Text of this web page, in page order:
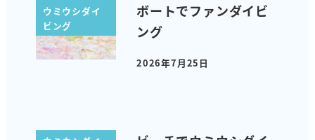
ウミウシダイ
ビング
ボートでファンダイビ
ング
投稿日
2026年7月25日